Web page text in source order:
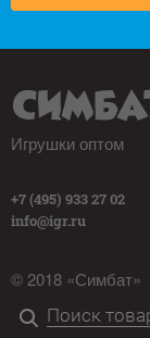
Игрушки оптом
+7 (495) 933 27 02
info@igr.ru
© 2018 «Симбат»